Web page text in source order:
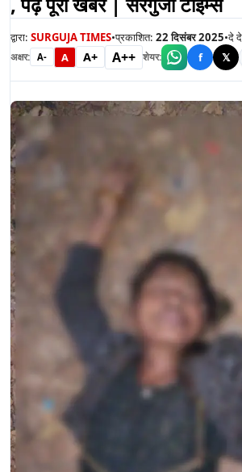
द्वारा: SURGUJA TIMES•प्रकाशित: 22 दिसंबर 2025•दे
अक्षर: A- A A+ A++ शेयर: f 𝕏